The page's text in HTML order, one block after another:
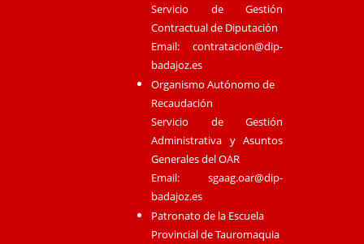
Servicio de Gestión
Contractual de Diputación
Email:contratacion@dip-
badajoz.es
Organismo Autónomo de
Recaudación
Servicio de Gestión
Administrativa y Asuntos
Generales del OAR
Email:sgaag.oar@dip-
badajoz.es
Patronato de la Escuela
Provincial de Tauromaquia